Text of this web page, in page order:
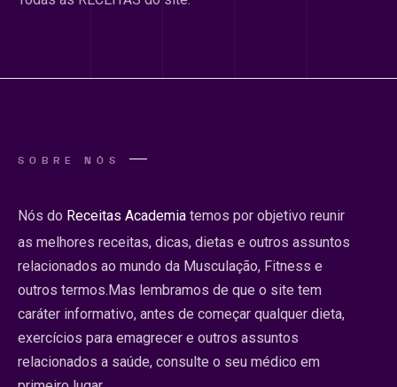
SOBRE NÓS
Nós do Receitas Academia temos por objetivo reunir
as melhores receitas, dicas, dietas e outros assuntos
relacionados ao mundo da Musculação, Fitness e
outros termos.Mas lembramos de que o site tem
caráter informativo, antes de começar qualquer dieta,
exercícios para emagrecer e outros assuntos
relacionados a saúde, consulte o seu médico em